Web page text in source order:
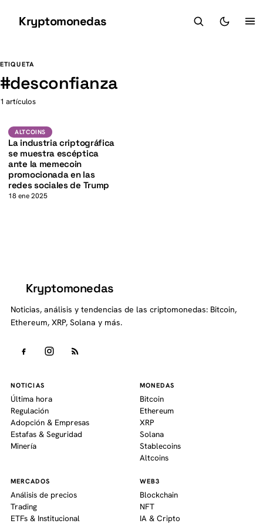
Kryptomonedas
ETIQUETA
#desconfianza
1 artículos
Altcoins
K
ALTCOINS
La industria criptográfica
se muestra escéptica
ante la memecoin
promocionada en las
redes sociales de Trump
18 ene 2025
Kryptomonedas
Noticias, análisis y tendencias de las criptomonedas: Bitcoin,
Ethereum, XRP, Solana y más.
NOTICIAS
Última hora
Regulación
Adopción & Empresas
Estafas & Seguridad
Minería
MONEDAS
Bitcoin
Ethereum
XRP
Solana
Stablecoins
Altcoins
MERCADOS
Análisis de precios
Trading
ETFs & Institucional
WEB3
Blockchain
NFT
IA & Cripto